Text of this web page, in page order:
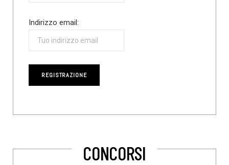
Indirizzo email:
CONCORSI